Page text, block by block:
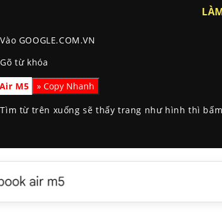
GOOGLE.COM.VN
từ khóa
M5
từ trên xuống sẽ thấy trang như hình thì